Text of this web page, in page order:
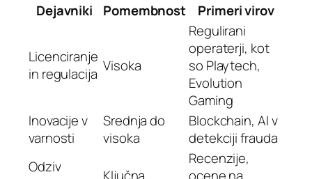
Dejavniki Pomembnost Primeri virov
Licenciranje
in regulacija Visoka
Regulirani
operaterji, kot
so Playtech,
Evolution
Gaming
Inovacije v
varnosti
Srednja do
visoka
Blockchain, AI v
detekciji frauda
Odziv
Recenzije,